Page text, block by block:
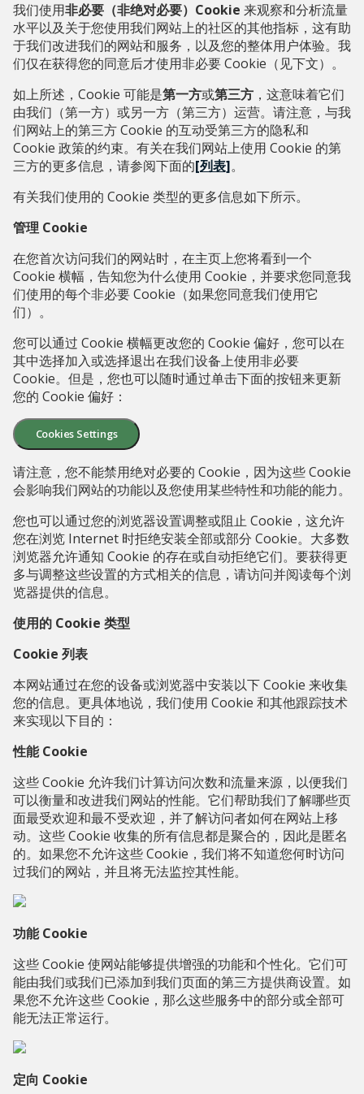
我们使用非必要（非绝对必要）Cookie 来观察和分析流量
水平以及关于您使用我们网站上的社区的其他指标，这有助
于我们改进我们的网站和服务，以及您的整体用户体验。我
们仅在获得您的同意后才使用非必要 Cookie（见下文）。
如上所述，Cookie 可能是第一方或第三方 ，这意味着它们
由我们（第一方）或另一方（第三方）运营。请注意，与我
们网站上的第三方 Cookie 的互动受第三方的隐私和
Cookie 政策的约束。有关在我们网站上使用 Cookie 的第
三方的更多信息，请参阅下面的[列表]。
有关我们使用的 Cookie 类型的更多信息如下所示。
管理 Cookie
在您首次访问我们的网站时，在主页上您将看到一个
Cookie 横幅，告知您为什么使用 Cookie，并要求您同意我
们使用的每个非必要 Cookie（如果您同意我们使用它
们）。
您可以通过 Cookie 横幅更改您的 Cookie 偏好，您可以在
其中选择加入或选择退出在我们设备上使用非必要
Cookie。但是，您也可以随时通过单击下面的按钮来更新
您的 Cookie 偏好：
Cookies Settings
请注意，您不能禁用绝对必要的 Cookie，因为这些 Cookie
会影响我们网站的功能以及您使用某些特性和功能的能力。
您也可以通过您的浏览器设置调整或阻止 Cookie，这允许
您在浏览 Internet 时拒绝安装全部或部分 Cookie。大多数
浏览器允许通知 Cookie 的存在或自动拒绝它们。要获得更
多与调整这些设置的方式相关的信息，请访问并阅读每个浏
览器提供的信息。
使用的 Cookie 类型
Cookie 列表
本网站通过在您的设备或浏览器中安装以下 Cookie 来收集
您的信息。更具体地说，我们使用 Cookie 和其他跟踪技术
来实现以下目的：
性能 Cookie
这些 Cookie 允许我们计算访问次数和流量来源，以便我们
可以衡量和改进我们网站的性能。它们帮助我们了解哪些页
面最受欢迎和最不受欢迎，并了解访问者如何在网站上移
动。这些 Cookie 收集的所有信息都是聚合的，因此是匿名
的。如果您不允许这些 Cookie，我们将不知道您何时访问
过我们的网站，并且将无法监控其性能。
功能 Cookie
这些 Cookie 使网站能够提供增强的功能和个性化。它们可
能由我们或我们已添加到我们页面的第三方提供商设置。如
果您不允许这些 Cookie，那么这些服务中的部分或全部可
能无法正常运行。
定向 Cookie